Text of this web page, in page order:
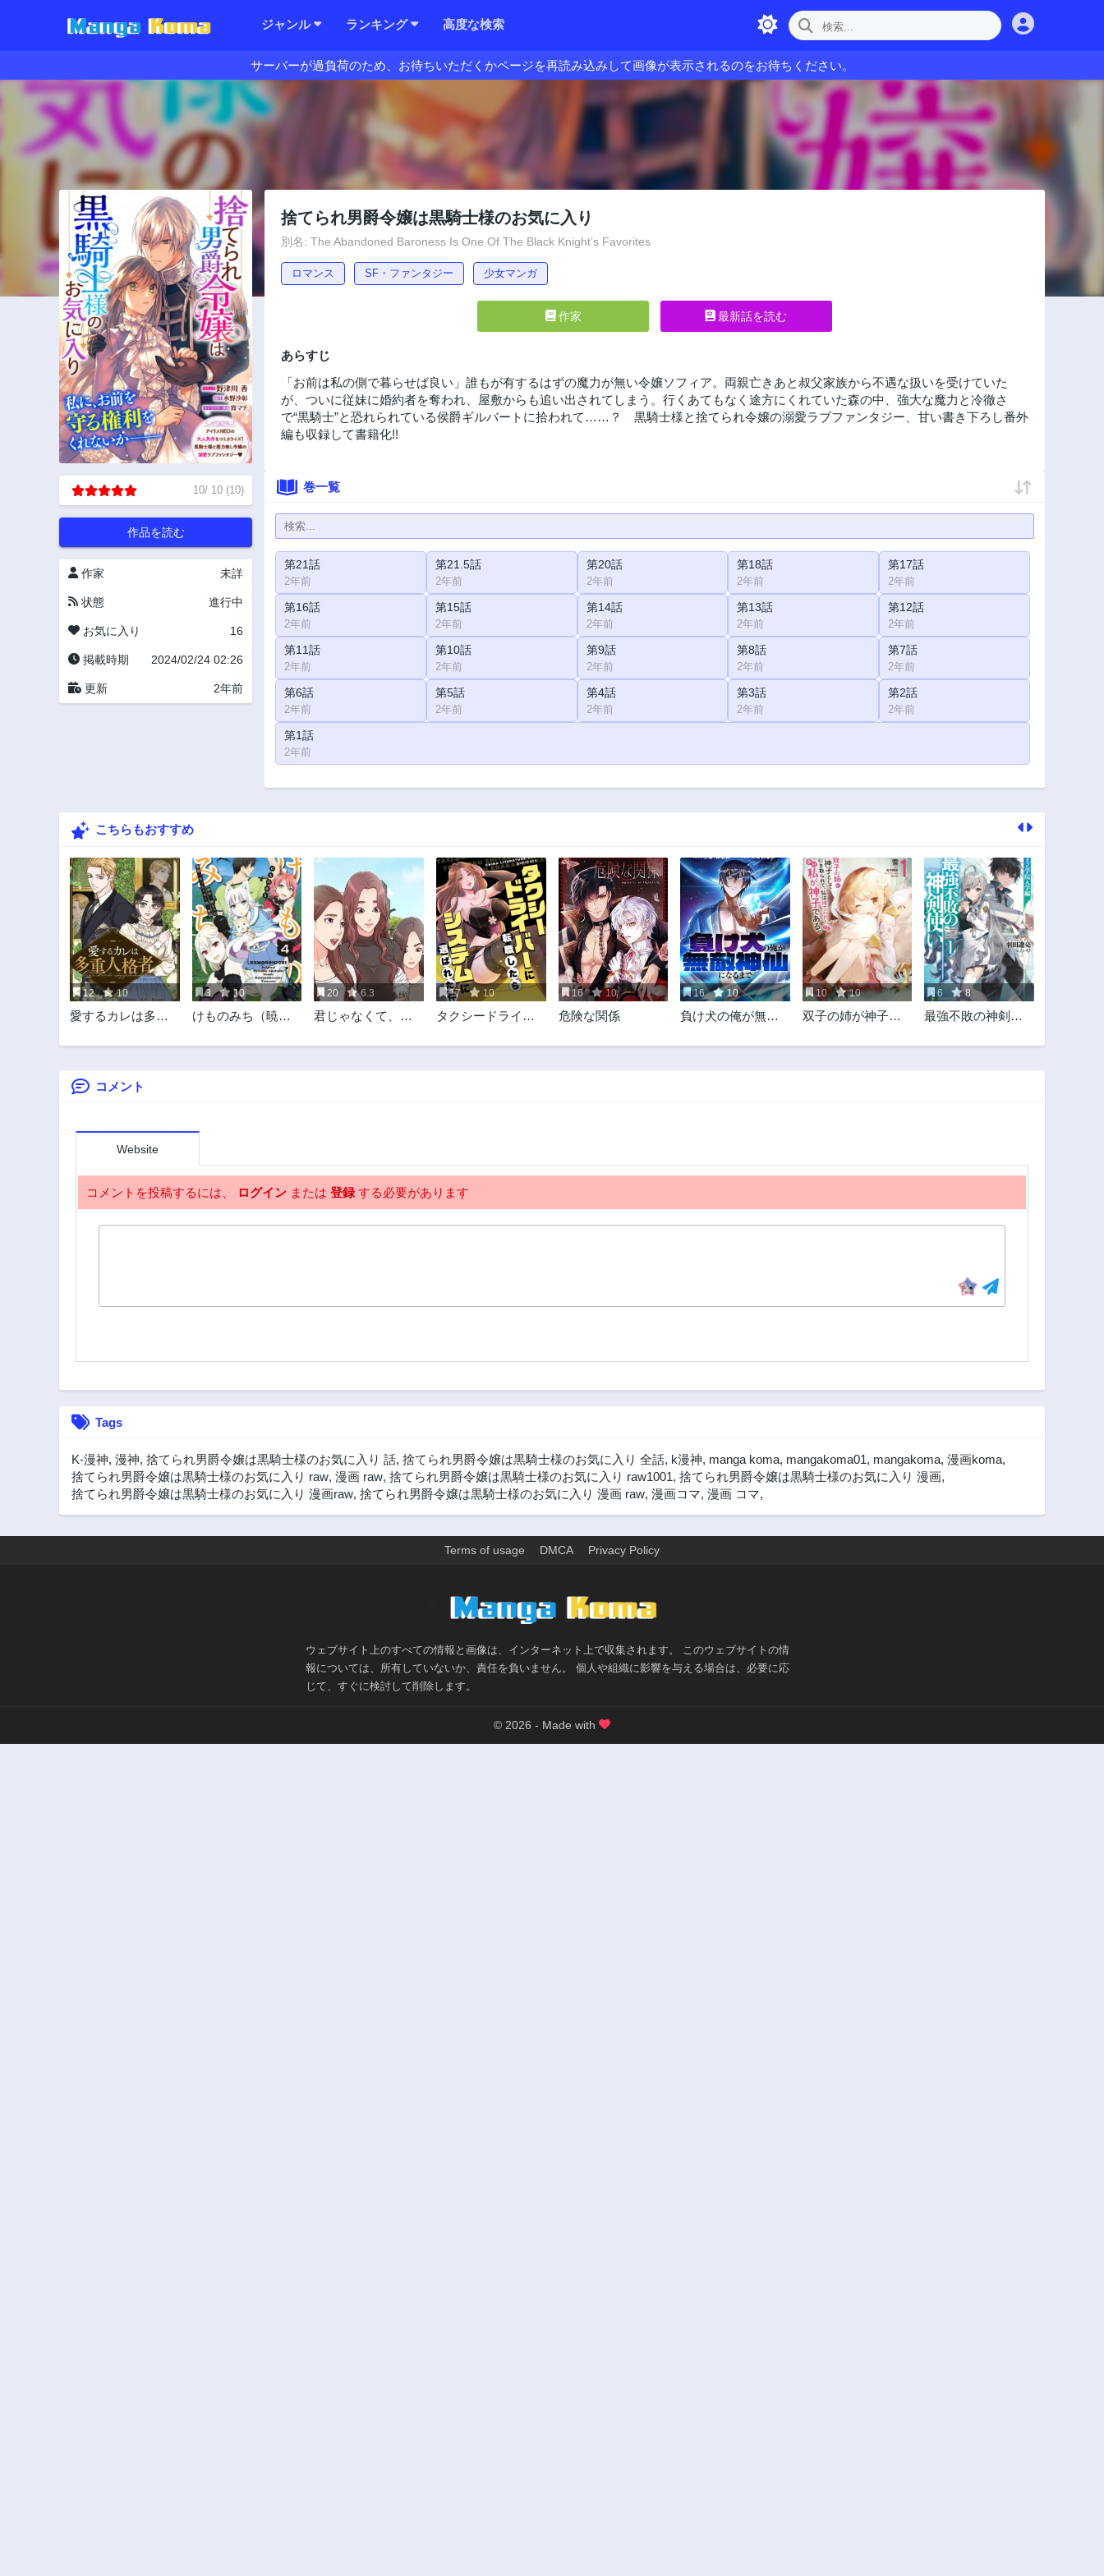
ジャンル ランキング 高度な検索
サーバーが過負荷のため、お待ちいただくかページを再読み込みして画像が表示されるのをお待ちください。
10/ 10 (10)
作品を読む
作家 未詳
状態 進行中
お気に入り 16
掲載時期 2024/02/24 02:26
更新 2年前
捨てられ男爵令嬢は黒騎士様のお気に入り
別名: The Abandoned Baroness Is One Of The Black Knight’s Favorites
ロマンス SF・ファンタジー 少女マンガ
作家 最新話を読む
あらすじ
「お前は私の側で暮らせば良い」誰もが有するはずの魔力が無い令嬢ソフィア。両親亡きあと叔父家族から不遇な扱いを受けていた
が、ついに従妹に婚約者を奪われ、屋敷からも追い出されてしまう。行くあてもなく途方にくれていた森の中、強大な魔力と冷徹さ
で“黒騎士”と恐れられている侯爵ギルバートに拾われて……？ 黒騎士様と捨てられ令嬢の溺愛ラブファンタジー、甘い書き下ろし番外
編も収録して書籍化!!
巻一覧
第21話
2年前
第21.5話
2年前
第20話
2年前
第18話
2年前
第17話
2年前
第16話
2年前
第15話
2年前
第14話
2年前
第13話
2年前
第12話
2年前
第11話
2年前
第10話
2年前
第9話
2年前
第8話
2年前
第7話
2年前
第6話
2年前
第5話
2年前
第4話
2年前
第3話
2年前
第2話
2年前
第1話
2年前
こちらもおすすめ
12 10
愛するカレは多重
3 10
けものみち（暁な
20 6.3
君じゃなくて、君
17 10
タクシードライバ
ステムに選ばれた
16 10
危険な関係
16 10
負け犬の俺が無敵
10 10
双子の姉が神子と
て、私は捨てられ
6 8
最強不敗の神剣使
コメント
Website
コメントを投稿するには、 ログイン または 登録する必要があります
Tags
K-漫神, 漫神, 捨てられ男爵令嬢は黒騎士様のお気に入り 話, 捨てられ男爵令嬢は黒騎士様のお気に入り 全話, k漫神, manga koma, mangakoma01, mangakoma, 漫画koma,
捨てられ男爵令嬢は黒騎士様のお気に入り raw, 漫画 raw, 捨てられ男爵令嬢は黒騎士様のお気に入り raw1001, 捨てられ男爵令嬢は黒騎士様のお気に入り 漫画,
捨てられ男爵令嬢は黒騎士様のお気に入り 漫画raw, 捨てられ男爵令嬢は黒騎士様のお気に入り 漫画 raw, 漫画コマ, 漫画 コマ,
Terms of usage DMCA Privacy Policy
ウェブサイト上のすべての情報と画像は、インターネット上で収集されます。 このウェブサイトの情
報については、所有していないか、責任を負いません。 個人や組織に影響を与える場合は、必要に応
じて、すぐに検討して削除します。
© 2026 - Made with